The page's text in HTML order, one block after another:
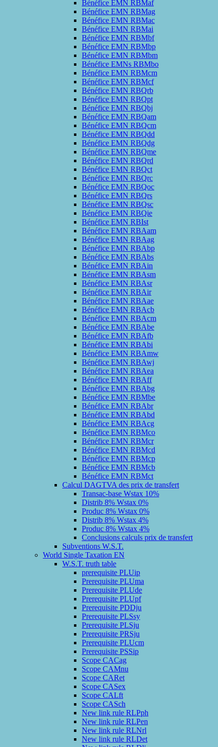
Bénéfice EMN RBMaf
Bénéfice EMN RBMag
Bénéfice EMN RBMac
Bénéfice EMN RBMai
Bénéfice EMN RBMbf
Bénéfice EMN RBMbp
Bénéfice EMN RBMbm
Bénéfice EMNs RBMbo
Bénéfice EMN RBMcm
Bénéfice EMN RBMcf
Bénéfice EMN RBQrb
Bénéfice EMN RBQpt
Bénéfice EMN RBQbj
Bénéfice EMN RBQam
Bénéfice EMN RBQcm
Bénéfice EMN RBQdd
Bénéfice EMN RBQdg
Bénéfice EMN RBQme
Bénéfice EMN RBQrd
Bénéfice EMN RBQct
Bénéfice EMN RBQrc
Bénéfice EMN RBQoc
Bénéfice EMN RBQrs
Bénéfice EMN RBQsc
Bénéfice EMN RBQie
Bénéfice EMN RBIst
Bénéfice EMN RBAam
Bénéfice EMN RBAag
Bénéfice EMN RBAbp
Bénéfice EMN RBAbs
Bénéfice EMN RBAin
Bénéfice EMN RBAsm
Bénéfice EMN RBAsr
Bénéfice EMN RBAir
Bénéfice EMN RBAae
Bénéfice EMN RBAcb
Bénéfice EMN RBAcm
Bénéfice EMN RBAbe
Bénéfice EMN RBAfb
Bénéfice EMN RBAbi
Bénéfice EMN RBAmw
Bénéfice EMN RBAwj
Bénéfice EMN RBAea
Bénéfice EMN RBAff
Bénéfice EMN RBAbg
Bénéfice EMN RBMbe
Bénéfice EMN RBAbr
Bénéfice EMN RBAbd
Bénéfice EMN RBAcg
Bénéfice EMN RBMco
Bénéfice EMN RBMcr
Bénéfice EMN RBMcd
Bénéfice EMN RBMcp
Bénéfice EMN RBMcb
Bénéfice EMN RBMct
Calcul DAGTVA des prix de transfert
Transac-base Wstax 10%
Distrib 8% Wstax 0%
Produc 8% Wstax 0%
Distrib 8% Wstax 4%
Produc 8% Wstax 4%
Conclusions calculs prix de transfert
Subventions W.S.T.
World Single Taxation EN
W.S.T. truth table
prerequisite PLUip
Prerequisite PLUma
Prerequisite PLUde
Prerequisite PLUpf
Prerequisite PDDju
Prerequisite PLSsy
Prerequisite PLSju
Prerequisite PRSju
Prerequisite PLUcm
Prerequisite PSSip
Scope CACag
Scope CAMnu
Scope CARet
Scope CASex
Scope CALft
Scope CASch
New link rule RLPph
New link rule RLPen
New link rule RLNrl
New link rule RLDet